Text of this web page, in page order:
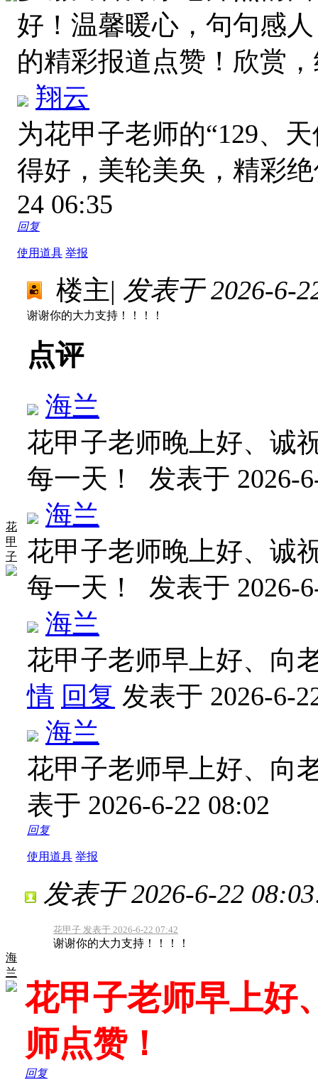
好！温馨暖心，句句感
的精彩报道点赞！欣赏
翔云
为花甲子老师的“129、
得好，美轮美奂，精彩
24 06:35
回复
使用道具 举报
花
甲
子
楼主| 发表于 2026-6-
谢谢你的大力支持！！！！
点评
海兰
花甲子老师晚上好、诚
每一天！ 发表于 2026-
海兰
花甲子老师晚上好、诚
每一天！ 发表于 2026-
海兰
花甲子老师早上好、向
情 回复 发表于 2026-6-
海兰
花甲子老师早上好、向
表于 2026-6-22 08:02
回复
使用道具 举报
海
兰
发表于 2026-6-22
花甲子 发表于 2026-6-22 07:42
谢谢你的大力支持！！！！
花甲子老师早上好
师点赞！
回复